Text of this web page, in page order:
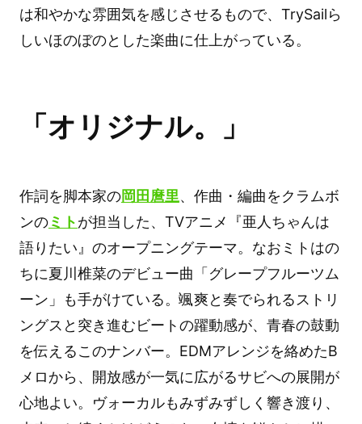
は和やかな雰囲気を感じさせるもので、TrySailら
しいほのぼのとした楽曲に仕上がっている。
「オリジナル。」
作詞を脚本家の岡田麿里、作曲・編曲をクラムボ
ンのミトが担当した、TVアニメ『亜人ちゃんは
語りたい』のオープニングテーマ。なおミトはの
ちに夏川椎菜のデビュー曲「グレープフルーツム
ーン」も手がけている。颯爽と奏でられるストリ
ングスと突き進むビートの躍動感が、青春の鼓動
を伝えるこのナンバー。EDMアレンジを絡めたB
メロから、開放感が一気に広がるサビへの展開が
心地よい。ヴォーカルもみずみずしく響き渡り、